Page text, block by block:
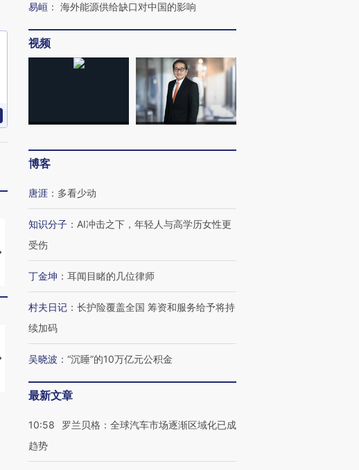
马航飞行员跨国走私7万
要防空导弹“救急”
【推广】走进第四届链博
有意思的生活方式·第三对
住三大增长引擎是什么？
易峘 ： 海外能源供给缺口对中国的影响
视频
博客
唐涯 ： 多看少动
知识分子 ： AI冲击之下，年轻人与高学历女性更
受伤
丁金坤 ： 耳闻目睹的几位律师
村夫日记 ： 长护险覆盖全国 筹资和服务给予将持
续加码
吴晓波 ： “沉睡”的10万亿元公积金
最新文章
10:58
罗兰贝格：全球汽车市场逐渐区域化已成
趋势